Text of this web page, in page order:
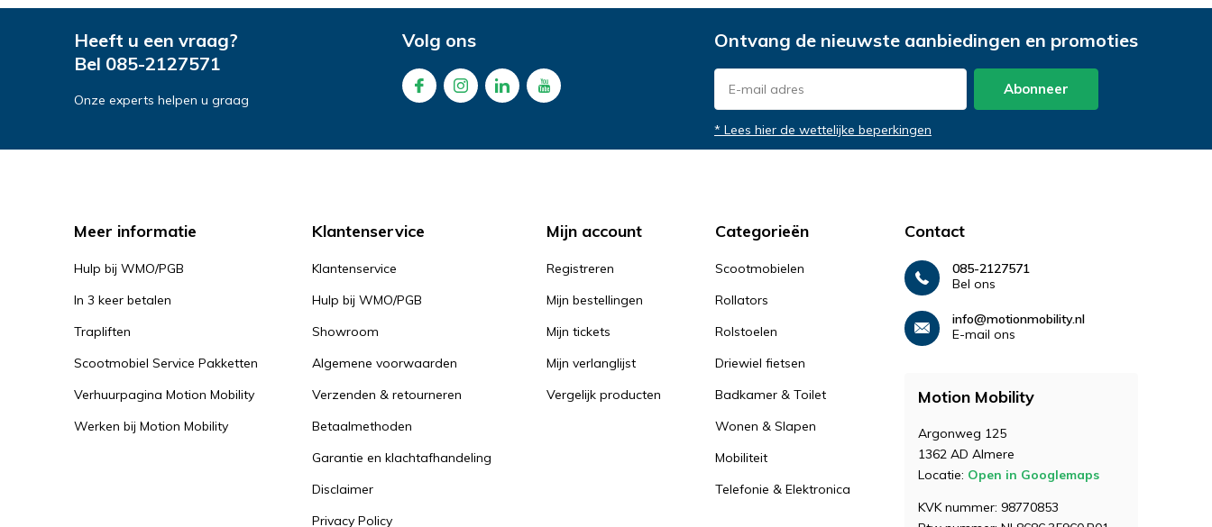
Heeft u een vraag?
Bel 085-2127571
Onze experts helpen u graag
Volg ons Ontvang de nieuwste aanbiedingen en promoties
Abonneer
* Lees hier de wettelijke beperkingen
Meer informatie
Hulp bij WMO/PGB
In 3 keer betalen
Trapliften
Scootmobiel Service Pakketten
Verhuurpagina Motion Mobility
Werken bij Motion Mobility
Klantenservice
Klantenservice
Hulp bij WMO/PGB
Showroom
Algemene voorwaarden
Verzenden & retourneren
Betaalmethoden
Garantie en klachtafhandeling
Disclaimer
Privacy Policy
Mijn account
Registreren
Mijn bestellingen
Mijn tickets
Mijn verlanglijst
Vergelijk producten
Categorieën
Scootmobielen
Rollators
Rolstoelen
Driewiel fietsen
Badkamer & Toilet
Wonen & Slapen
Mobiliteit
Telefonie & Elektronica
Contact
085-2127571
Bel ons
info@motionmobility.nl
E-mail ons
Motion Mobility
Argonweg 125
1362 AD Almere
Locatie: Open in Googlemaps
KVK nummer: 98770853